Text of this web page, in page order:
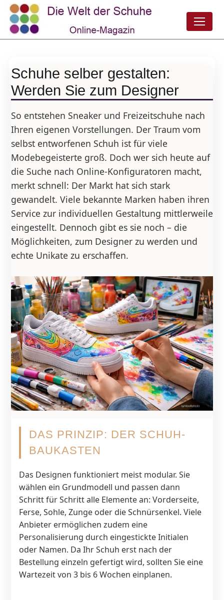
Schuhe selber gestalten:
Werden Sie zum Designer
So entstehen Sneaker und Freizeitschuhe nach
Ihren eigenen Vorstellungen. Der Traum vom
selbst entworfenen Schuh ist für viele
Modebegeisterte groß. Doch wer sich heute auf
die Suche nach Online-Konfiguratoren macht,
merkt schnell: Der Markt hat sich stark
gewandelt. Viele bekannte Marken haben ihren
Service zur individuellen Gestaltung mittlerweile
eingestellt. Dennoch gibt es sie noch – die
Möglichkeiten, zum Designer zu werden und
echte Unikate zu erschaffen.
DAS PRINZIP: DER SCHUH-
BAUKASTEN
Das Designen funktioniert meist modular. Sie
wählen ein Grundmodell und passen dann
Schritt für Schritt alle Elemente an: Vorderseite,
Ferse, Sohle, Zunge oder die Schnürsenkel. Viele
Anbieter ermöglichen zudem eine
Personalisierung durch eingestickte Initialen
oder Namen. Da Ihr Schuh erst nach der
Bestellung einzeln gefertigt wird, sollten Sie eine
Wartezeit von 3 bis 6 Wochen einplanen.